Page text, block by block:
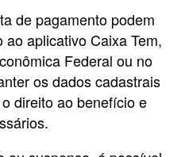
de pagamento podem
aplicativo Caixa Tem,
Federal ou no
os dados cadastrais
direito ao benefício e